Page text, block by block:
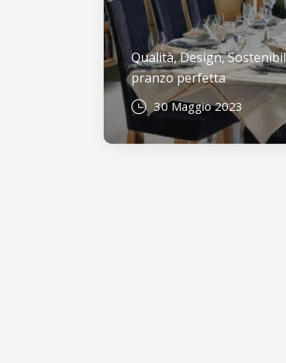
Qualità, Design,
pranzo perfetta
30 Maggio 2023